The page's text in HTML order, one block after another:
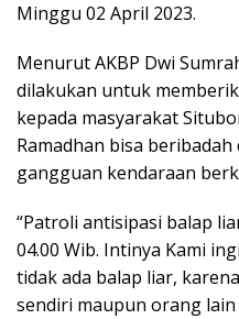
Minggu 02 April 2023.
Menurut AKBP Dwi
dilakukan untuk
kepada masyarakat
Ramadhan bisa
gangguan kendaraan
“Patroli antisipasi balap
04.00 Wib. Intinya Kami
tidak ada balap liar,
sendiri maupun orang